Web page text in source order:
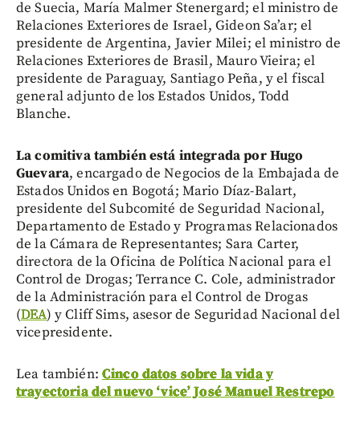
de Suecia, María Malmer Stenergard; el ministro de
Relaciones Exteriores de Israel, Gideon Sa’ar; el
presidente de Argentina, Javier Milei; el ministro de
Relaciones Exteriores de Brasil, Mauro Vieira; el
presidente de Paraguay, Santiago Peña, y el fiscal
general adjunto de los Estados Unidos, Todd
Blanche.
La comitiva también está integrada por Hugo
Guevara, encargado de Negocios de la Embajada de
Estados Unidos en Bogotá; Mario Díaz-Balart,
presidente del Subcomité de Seguridad Nacional,
Departamento de Estado y Programas Relacionados
de la Cámara de Representantes; Sara Carter,
directora de la Oficina de Política Nacional para el
Control de Drogas; Terrance C. Cole, administrador
de la Administración para el Control de Drogas
(DEA) y Cliff Sims, asesor de Seguridad Nacional del
vicepresidente.
Lea también: Cinco datos sobre la vida y
trayectoria del nuevo ‘vice’ José Manuel Restrepo